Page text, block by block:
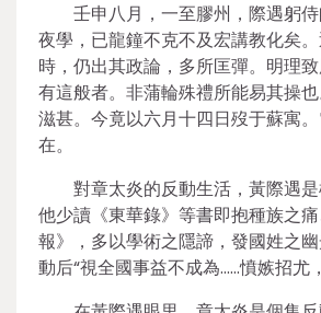
壬申八月，一至膠州，際遇躬
夜學，已龍鐘不克不及宏講教化矣
時，仍出其政論，多所匡彈。明理致
有這般者。非蒲輪殊禮所能易其操
滋甚。今竟以六月十四日歿于蘇寓
在。
對章太炎的反動生活，黃際遇
他少讀《東華錄》等書即抱種族之
報》，多以學術之隱諦，發國姓之
動后“視全國事益不成為……憤嫉招尤